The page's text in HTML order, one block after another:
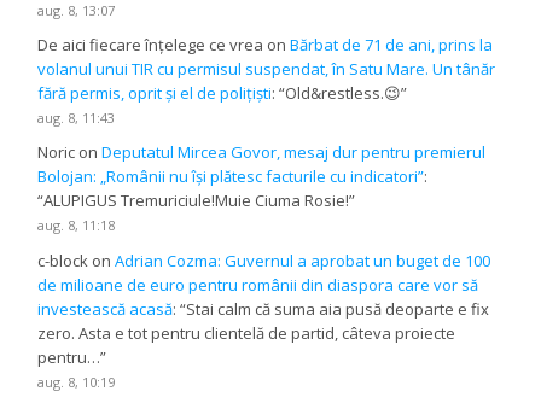
aug. 8, 13:07
De aici fiecare înțelege ce vrea onBărbat de 71 de ani, prins la
volanul unui TIR cu permisul suspendat, în Satu Mare. Un tânăr
fără permis, oprit și el de polițiști: “Old&restless.😉”
aug. 8, 11:43
Noric onDeputatul Mircea Govor, mesaj dur pentru premierul
Bolojan: „Românii nu își plătesc facturile cu indicatori”:
“ALUPIGUS Tremuriciule!Muie Ciuma Rosie!”
aug. 8, 11:18
c-block onAdrian Cozma: Guvernul a aprobat un buget de 100
de milioane de euro pentru românii din diaspora care vor să
investească acasă: “Stai calm că suma aia pusă deoparte e fix
zero. Asta e tot pentru clientelă de partid, câteva proiecte
pentru…”
aug. 8, 10:19